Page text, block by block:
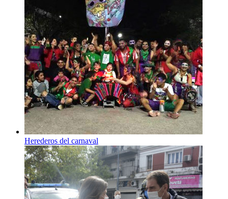
Herederos del carnaval